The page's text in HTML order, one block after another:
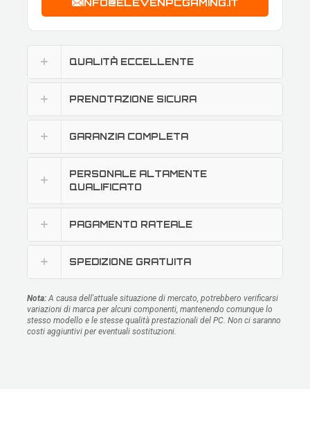
QUALITÀ ECCELLENTE
PRENOTAZIONE SICURA
GARANZIA COMPLETA
PERSONALE ALTAMENTE
QUALIFICATO
PAGAMENTO RATEALE
SPEDIZIONE GRATUITA
Nota: A causa dell'attuale situazione di mercato, potrebbero verificarsi
variazioni di marca per alcuni componenti, mantenendo comunque lo
stesso modello e le stesse qualità prestazionali del PC. Non ci saranno
costi aggiuntivi per eventuali sostituzioni.